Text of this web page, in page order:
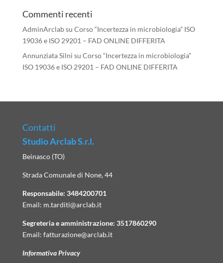
Commenti recenti
AdminArclabsu Corso “Incertezza in microbiologia” ISO
19036 e ISO 29201 – FAD ONLINE DIFFERITA
Annunziata Silni su Corso “Incertezza in microbiologia”
ISO 19036 e ISO 29201 – FAD ONLINE DIFFERITA
Contatti
Studio Arclab S.r.l.
Beinasco (TO)
Strada Comunale di None, 44
Responsabile: 3484200701
Email: m.tarditi@arclab.it
Segreteria e amministrazione: 3517860290
Email: fatturazione@arclab.it
Informativa Privacy